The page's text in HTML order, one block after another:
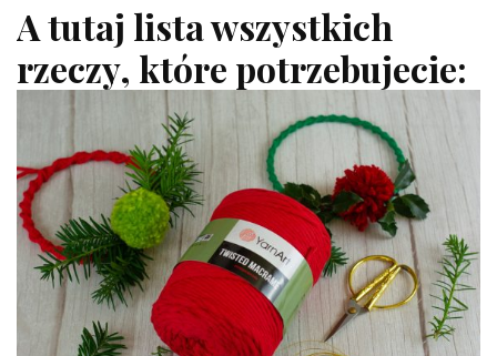
A tutaj lista wszystkich
rzeczy, które potrzebujecie: